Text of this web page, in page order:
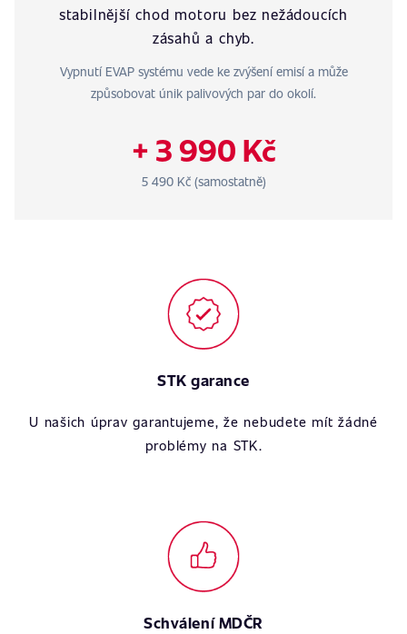
stabilnější chod motoru bez nežádoucích
zásahů a chyb.
Vypnutí EVAP systému vede ke zvýšení emisí a může
způsobovat únik palivových par do okolí.
+ 3 990 Kč
5 490 Kč (samostatně)
STK garance
U našich úprav garantujeme, že nebudete mít žádné
problémy na STK.
Schválení MDČR